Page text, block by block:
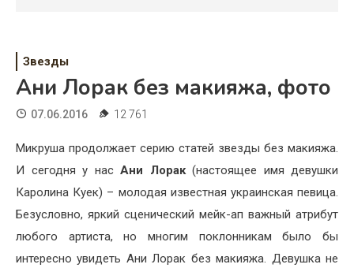
Свадьба
Дом
Жизнь
Хобби
Красота
Недвижимость
Звезды
Ани Лорак без макияжа, фото
07.06.2016 12 761
Микруша продолжает серию статей звезды без макияжа.
И сегодня у нас Ани Лорак(настоящее имя девушки
Каролина Куек) – молодая известная украинская певица.
Безусловно, яркий сценический мейк-ап важный атрибут
любого артиста, но многим поклонникам было бы
интересно увидеть Ани Лорак без макияжа. Девушка не